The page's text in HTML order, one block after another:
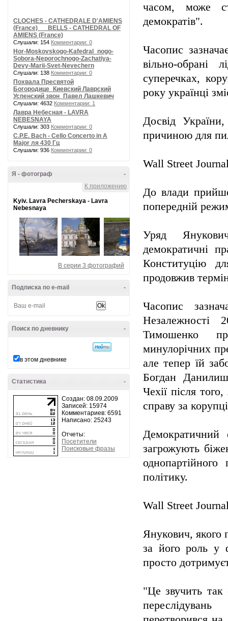
CLOCHES - CATHEDRALE D'AMIENS
(France) __ BELLS - CATHEDRAL OF
AMIENS (France)
Слушали: 154 Комментарии: 0
Hor-Moskovskogo-Kafedral_nogo-
Sobora-Neporochnogo-Zachatiya-
Devy-Marii-Svet-Nevechern
Слушали: 138 Комментарии: 0
Похвала Пресвятой
Богородице_Киевский Лаврский
Успенский звон_Павел Лашкевич
Слушали: 4632 Комментарии: 1
Лавра Небесная - LAVRA
NEBESNAYA
Слушали: 303 Комментарии: 0
C.P.E. Bach - Cello Concerto in A
Major ля 430 Гц
Слушали: 936 Комментарии: 0
-
Я - фотограф
К приложению
Kyiv. Lavra Pecherskaya - Lavra
Nebesnaya
В серии 3 фотографий
-
Подписка по e-mail
-
Поиск по дневнику
в этом дневнике
-
Статистика
Создан: 08.09.2009
Записей: 15974
Комментариев: 6591
Написано: 25243
Отчеты:
Посетители
Поисковые фразы
часом, може
демократів".
Часопис
вільно-обрані
суперечках,
року українці
Досвід
причиною для
Wall Street
До влади
попередній
Уряд
демократичні
Конституцію
продовжив
Часопис
Незалежності
Тимошенко
минулорічних
але тепер їй
Богдан
Чехії після
справу за
Демократичний
загрожують
політику.
Wall Street
Янукович, якого
за його роль у
просто
"Це звучить так